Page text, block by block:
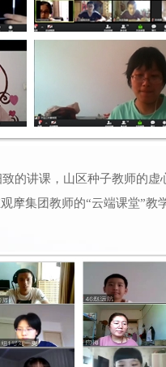
的讲课，山区种子教师的
摩集团教师的“云端课堂”